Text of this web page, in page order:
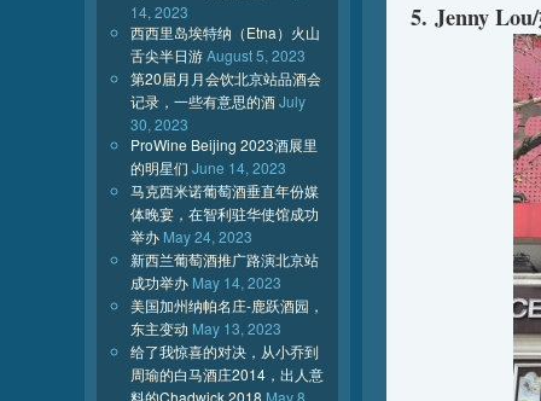
5. Jenny
14, 2023
西西里岛埃特纳（Etna）火山
舌尖半日游August 5, 2023
第20届月月会饮北京站品酒会
记录，一些有意思的酒July
30, 2023
ProWine Beijing 2023酒展里
的明星们 June 14, 2023
马克西米诺葡萄酒垂直年份媒
体晚宴，在智利驻华使馆成功
举办 May 24, 2023
新西兰葡萄酒推广路演北京站
成功举办 May 14, 2023
美国加州纳帕名庄-鹿跃酒园，
东主变动 May 13, 2023
给了我惊喜的对决，从小乔到
周瑜的白马酒庄2014，出人意
料的Chadwick 2018 May 8,